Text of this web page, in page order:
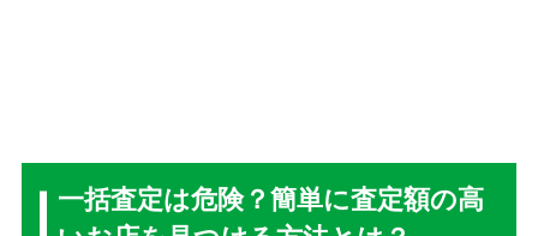
一括査定は危険？簡単に査定額の高